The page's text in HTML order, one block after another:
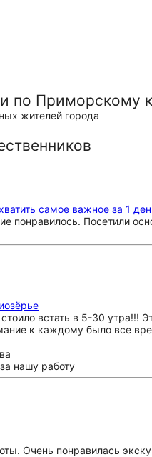
по Приморскому
жителей города
самое важное за 1
понравилось. Посетили
встать в 5-30 утра!!!
к каждому было все
нашу работу
Очень понравилась